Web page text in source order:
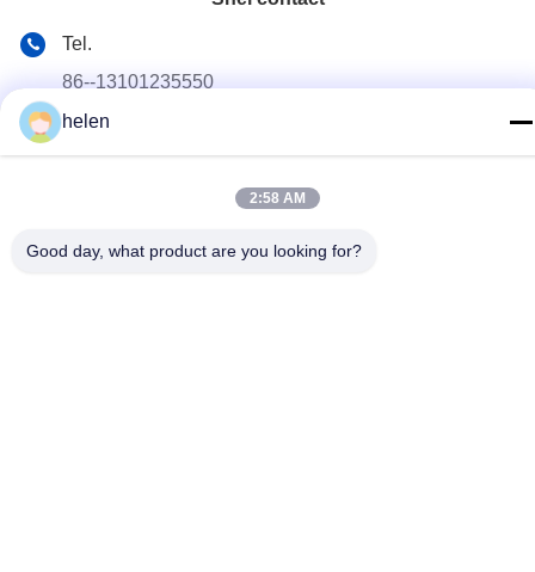
Tel.
86--13101235550
E-mail
volgende informatie te verstrekken:
helen
2:58 AM
Good day, what product are you looking for?